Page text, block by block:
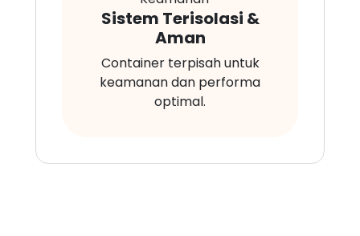
Sistem Terisolasi &
Aman
Container terpisah untuk
keamanan dan performa
optimal.